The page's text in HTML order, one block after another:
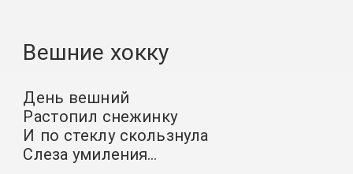
Вешние хокку
День вешний
Растопил снежинку
И по стеклу скользнула
Слеза умиления…